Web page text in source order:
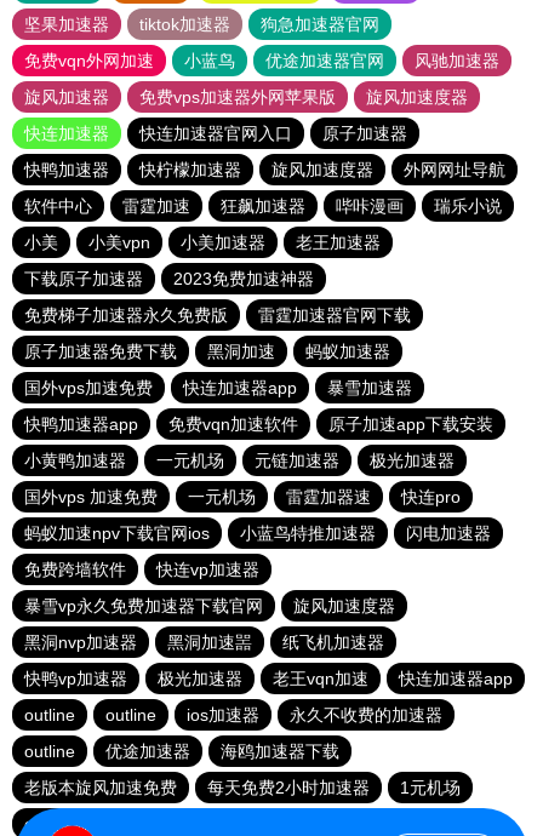
坚果加速器
tiktok加速器
狗急加速器官网
免费vqn外网加速
小蓝鸟 优途加速器官网
风驰加速器
旋风加速器
免费vps加速器外网苹果版
旋风加速度器
快连加速器
快连加速器官网入口
原子加速器
快鸭加速器
快柠檬加速器 旋风加速度器
外网网址导航
软件中心
雷霆加速 狂飙加速器 哔咔漫画
瑞乐小说
小美
小美vpn 小美加速器
老王加速器
下载原子加速器
2023免费加速神器
免费梯子加速器永久免费版
雷霆加速器官网下载
原子加速器免费下载
黑洞加速
蚂蚁加速器
国外vps加速免费
快连加速器app
暴雪加速器
快鸭加速器app
免费vqn加速软件
原子加速app下载安装
小黄鸭加速器
一元机场 元链加速器
极光加速器
国外vps 加速免费
一元机场 雷霆加器速
快连pro
蚂蚁加速npv下载官网ios
小蓝鸟特推加速器
闪电加速器
免费跨墙软件
快连vp加速器
暴雪vp永久免费加速器下载官网
旋风加速度器
黑洞nvp加速器
黑洞加速噐
纸飞机加速器
快鸭vp加速器
极光加速器 老王vqn加速
快连加速器app
outline
outline ios加速器
永久不收费的加速器
outline
优途加速器
海鸥加速器下载
老版本旋风加速免费
每天免费2小时加速器
1元机场
outline